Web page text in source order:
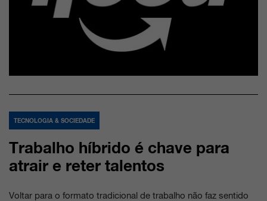
TECNOLOGIA & SOCIEDADE
Trabalho híbrido é chave para
atrair e reter talentos
Voltar para o formato tradicional de trabalho não faz sentido